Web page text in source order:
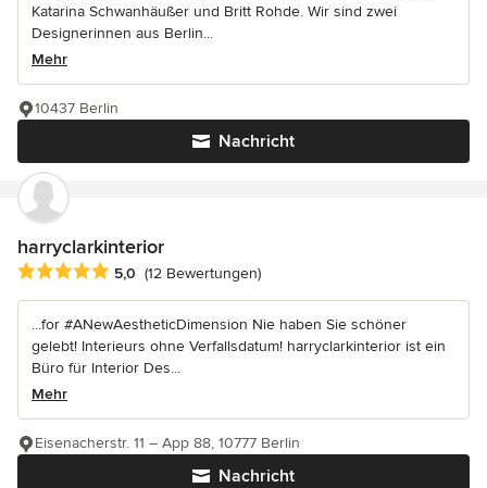
Katarina Schwanhäußer und Britt Rohde. Wir sind zwei
Designerinnen aus Berlin...
Mehr
Nachricht
10437 Berlin
harryclarkinterior
Durchschnittliche Bewertung: 5 von 5 Sternen
5,0 (12 Bewertungen)
...for #ANewAestheticDimension Nie haben Sie schöner
gelebt! Interieurs ohne Verfallsdatum! harryclarkinterior ist ein
Büro für Interior Des...
Mehr
Nachricht
Eisenacherstr. 11 – App 88, 10777 Berlin